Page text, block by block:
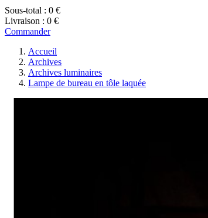
Sous-total : 0 €
Livraison : 0 €
Commander
Accueil
Archives
Archives luminaires
Lampe de bureau en tôle laquée